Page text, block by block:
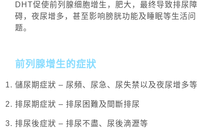
DHT促使前列腺细胞增生，肥大，最终导致排尿障
碍，夜尿增多，甚至影响膀胱功能及睡眠等生活问
题。
前列腺增生的症狀
儲尿期症狀 – 尿頻、尿急、尿失禁以及夜尿增多等
排尿期症狀 – 排尿困難及間斷排尿
排尿後症狀 – 排尿不盡、尿後滴瀝等